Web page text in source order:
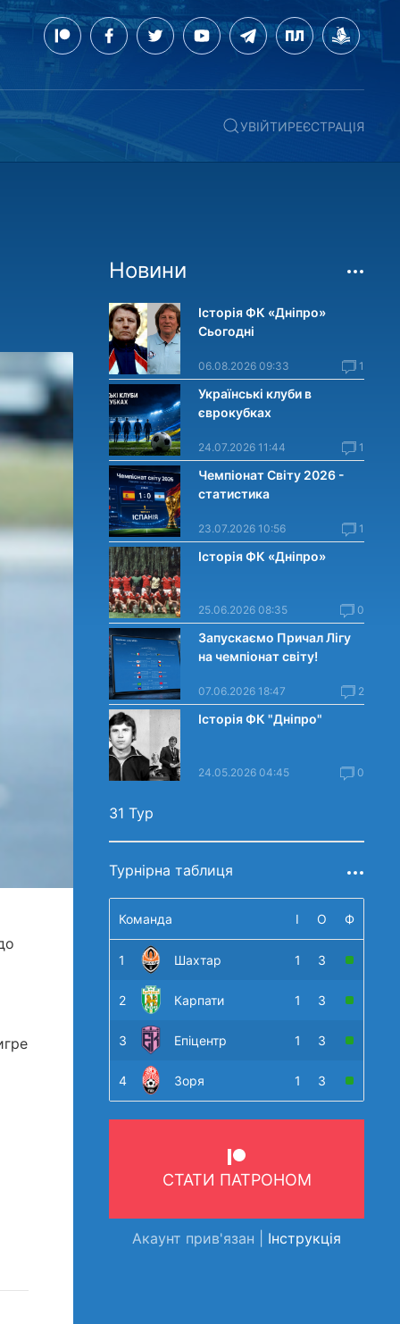
УВІЙТИРЕЄСТРАЦІЯ
Новини
Історія ФК «Дніпро»
Сьогодні
06.08.2026 09:33 1
Українські клуби в
єврокубках
24.07.2026 11:44 1
Чемпіонат Світу 2026 -
статистика
23.07.2026 10:56 1
Історія ФК «Дніпро»
25.06.2026 08:35 0
Запускаємо Причал Лігу
на чемпіонат світу!
07.06.2026 18:47 2
Історія ФК "Дніпро"
24.05.2026 04:45 0
31 Тур
Турнірна таблиця
Команда І О Ф
1 Шахтар 1 3
2 Карпати 1 3
3 Епіцентр 1 3
4 Зоря 1 3
СТАТИ ПАТРОНОМ
Акаунт прив'язан | Інструкція